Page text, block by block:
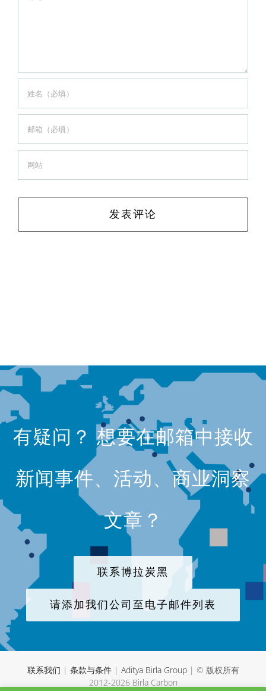
有疑问？ 想要在邮箱中接收
新闻事件、活动、商业洞察
文章？
联系博拉炭黑
请添加我们公司至电子邮件列表
联系我们 | 条款与条件| Aditya Birla Group| © 版权所有
2012-2026 Birla Carbon